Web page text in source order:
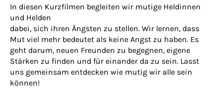
In diesen Kurzfilmen begleiten wir mutige Heldinnen
und Helden
dabei, sich ihren Ängsten zu stellen. Wir lernen, dass
Mut viel mehr bedeutet als keine Angst zu haben. Es
geht darum, neuen Freunden zu begegnen, eigene
Stärken zu finden und für einander da zu sein. Lasst
uns gemeinsam entdecken wie mutig wir alle sein
können!